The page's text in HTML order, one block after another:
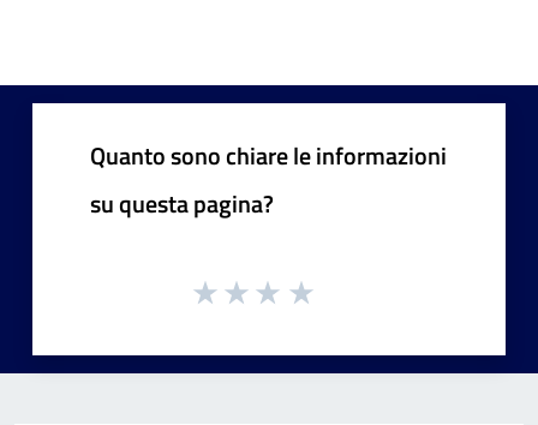
Quanto sono chiare le informazioni
su questa pagina?